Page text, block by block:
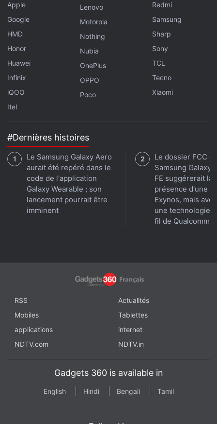
Apple
Google
HMD
Honor
Huawei
Infinix
iQOO
Itel
Lenovo
Motorola
Nothing
Nubia
OnePlus
OPPO
Poco
Redmi
Samsung
Sharp
Sony
TCL
Tecno
Xiaomi
#Dernières histoires
Le Samsung Galaxy Aero
aurait été repéré dans le
code de l'application
Galaxy Wearable ; son
lancement pourrait être
imminent
Le dossier FCC
Samsung Galaxy
FE suggérerait la
présence d'une
Exynos, mais avec
une technologie
fil de Qualcomm
RSS
Actualités
Mobiles
Tablettes
applications
internet
NDTV.com
NDTV.in
Gadgets 360 is available in
English Hindi Bengali Tamil